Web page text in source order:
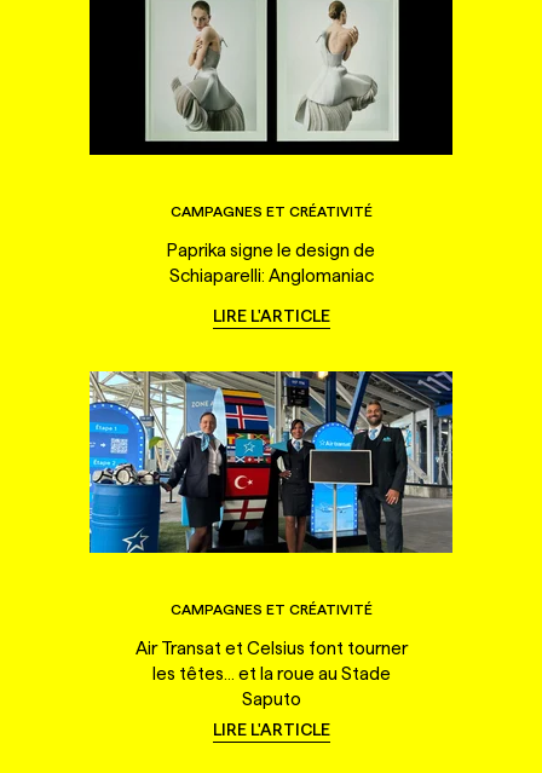
CAMPAGNES ET CRÉATIVITÉ
Paprika signe le design de
Schiaparelli: Anglomaniac
LIRE L'ARTICLE
CAMPAGNES ET CRÉATIVITÉ
Air Transat et Celsius font tourner
les têtes... et la roue au Stade
Saputo
LIRE L'ARTICLE